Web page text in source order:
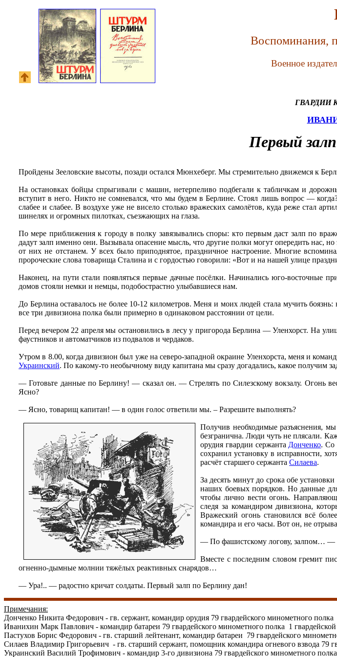
Воспоминания,
Военное
ГВАРДИИ
Первый
Пройдены Зееловские высоты, позади остался Мюнхеберг. Мы стремительно движемся к
На остановках бойцы спрыгивали с машин, нетерпеливо подбегали к табличкам и
вступит в него. Никто не сомневался, что мы будем в Берлине. Стоял лишь вопрос —
слабее и слабее. В воздухе уже не висело столько вражеских самолётов, куда реже стал
шинелях и огромных пилотках, съезжающих на глаза.
По мере приближения к городу в полку завязывались споры: кто первым даст залп по
дадут залп именно они. Вызывала опасение мысль, что другие полки могут опередить нас,
от них не отстанем. У всех было приподнятое, праздничное настроение. Многие
пророческие слова товарища Сталина и с гордостью говорили: «Вот и на нашей улице
Наконец, на пути стали появляться первые дачные посёлки. Начинались юго-восточные
домов стояли немки и немцы, подобострастно улыбавшиеся нам.
До Берлина оставалось не более 10-12 километров. Меня и моих людей стала мучить
все три дивизиона полка были примерно в одинаковом расстоянии от цели.
Перед вечером 22 апреля мы остановились в лесу у пригорода Берлина — Уленхорст. На
фаустников и автоматчиков из подвалов и чердаков.
Утром в 8.00, когда дивизион был уже на северо-западной окраине Уленхорста, меня и
Украинский. По какому-то необычному виду капитана мы сразу догадались, какое получим
— Готовьте данные по Берлину! — сказал он. — Стрелять по Силезскому вокзалу. Огонь
Ясно?
— Ясно, товарищ капитан! — в один голос ответили мы. – Разрешите выполнять?
Получив необходимые разъяснения,
безгранична. Люди чуть не плясали.
орудия гвардии сержанта Донченко. Со
сохранил установку в исправности,
расчёт старшего сержанта Силаева.
За десять минут до срока обе
наших боевых порядков. Но данные
чтобы лично вести огонь.
следя за командиром дивизиона,
Вражеский огонь становился всё
командира и его часы. Вот он, не
— По фашистскому логову, залпом… —
Вместе с последним словом гремит
огненно-дымные молнии тяжёлых реактивных снарядов…
— Ура!.. — радостно кричат солдаты. Первый залп по Берлину дан!
Примечания:
Донченко Никита Федорович - гв. сержант, командир орудия 79 гвардейского минометного
Иванихин Марк Павлович - командир батареи 79 гвардейского минометного полка 1
Пастухов Борис Федорович - гв. старший лейтенант, командир батареи 79 гвардейского
Силаев Владимир Григорьевич - гв. старший сержант, помощник командира огневого взвода 79
Украинский Василий Трофимович - командир 3-го дивизиона 79 гвардейского минометного